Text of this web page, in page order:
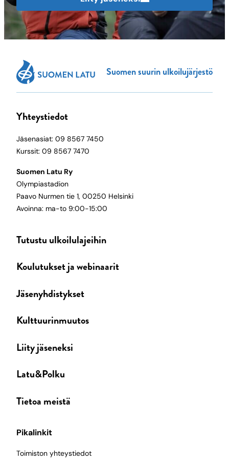
Suomen suurin ulkoilujärjestö
Yhteystiedot
Jäsenasiat: 09 8567 7450
Kurssit: 09 8567 7470
Suomen Latu Ry
Olympiastadion
Paavo Nurmen tie 1, 00250 Helsinki
Avoinna: ma-to 9:00-15:00
Tutustu ulkoilulajeihin
Koulutukset ja webinaarit
Jäsenyhdistykset
Kulttuurinmuutos
Liity jäseneksi
Latu&Polku
Tietoa meistä
Pikalinkit
Toimiston yhteystiedot